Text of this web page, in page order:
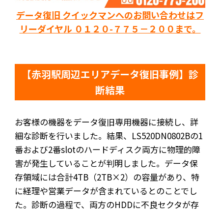
データ復旧 クイックマンへのお問い合わせはフ
リーダイヤル ０１２０-７７５－２００まで。
【赤羽駅周辺エリアデータ復旧事例】診
断結果
お客様の機器をデータ復旧専用機器に接続し、詳
細な診断を行いました。結果、LS520DN0802Bの1
番および2番slotのハードディスク両方に物理的障
害が発生していることが判明しました。データ保
存領域には合計4TB（2TB×2）の容量があり、特
に経理や営業データが含まれているとのことでし
た。診断の過程で、両方のHDDに不良セクタが存